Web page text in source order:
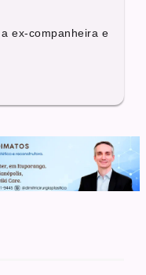
ex-companheira e